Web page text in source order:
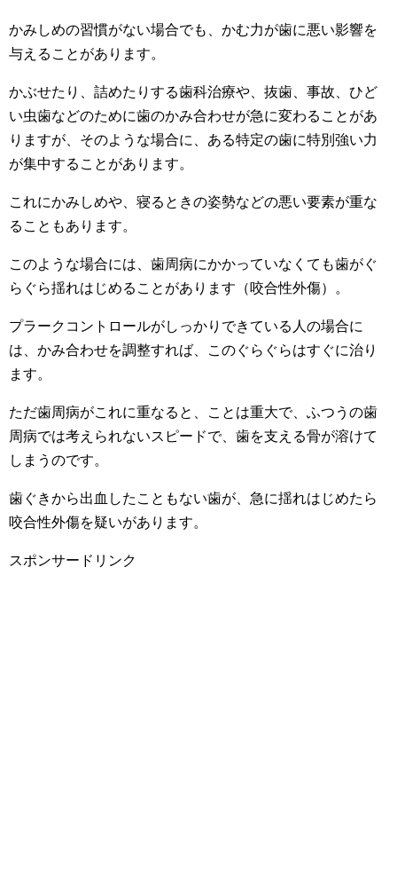
かみしめの習慣がない場合でも、かむ力が歯に悪い影響を
与えることがあります。
かぶせたり、詰めたりする歯科治療や、抜歯、事故、ひど
い虫歯などのために歯のかみ合わせが急に変わることがあ
りますが、そのような場合に、ある特定の歯に特別強い力
が集中することがあります。
これにかみしめや、寝るときの姿勢などの悪い要素が重な
ることもあります。
このような場合には、歯周病にかかっていなくても歯がぐ
らぐら揺れはじめることがあります（咬合性外傷）。
プラークコントロールがしっかりできている人の場合に
は、かみ合わせを調整すれば、このぐらぐらはすぐに治り
ます。
ただ歯周病がこれに重なると、ことは重大で、ふつうの歯
周病では考えられないスピードで、歯を支える骨が溶けて
しまうのです。
歯ぐきから出血したこともない歯が、急に揺れはじめたら
咬合性外傷を疑いがあります。
スポンサードリンク